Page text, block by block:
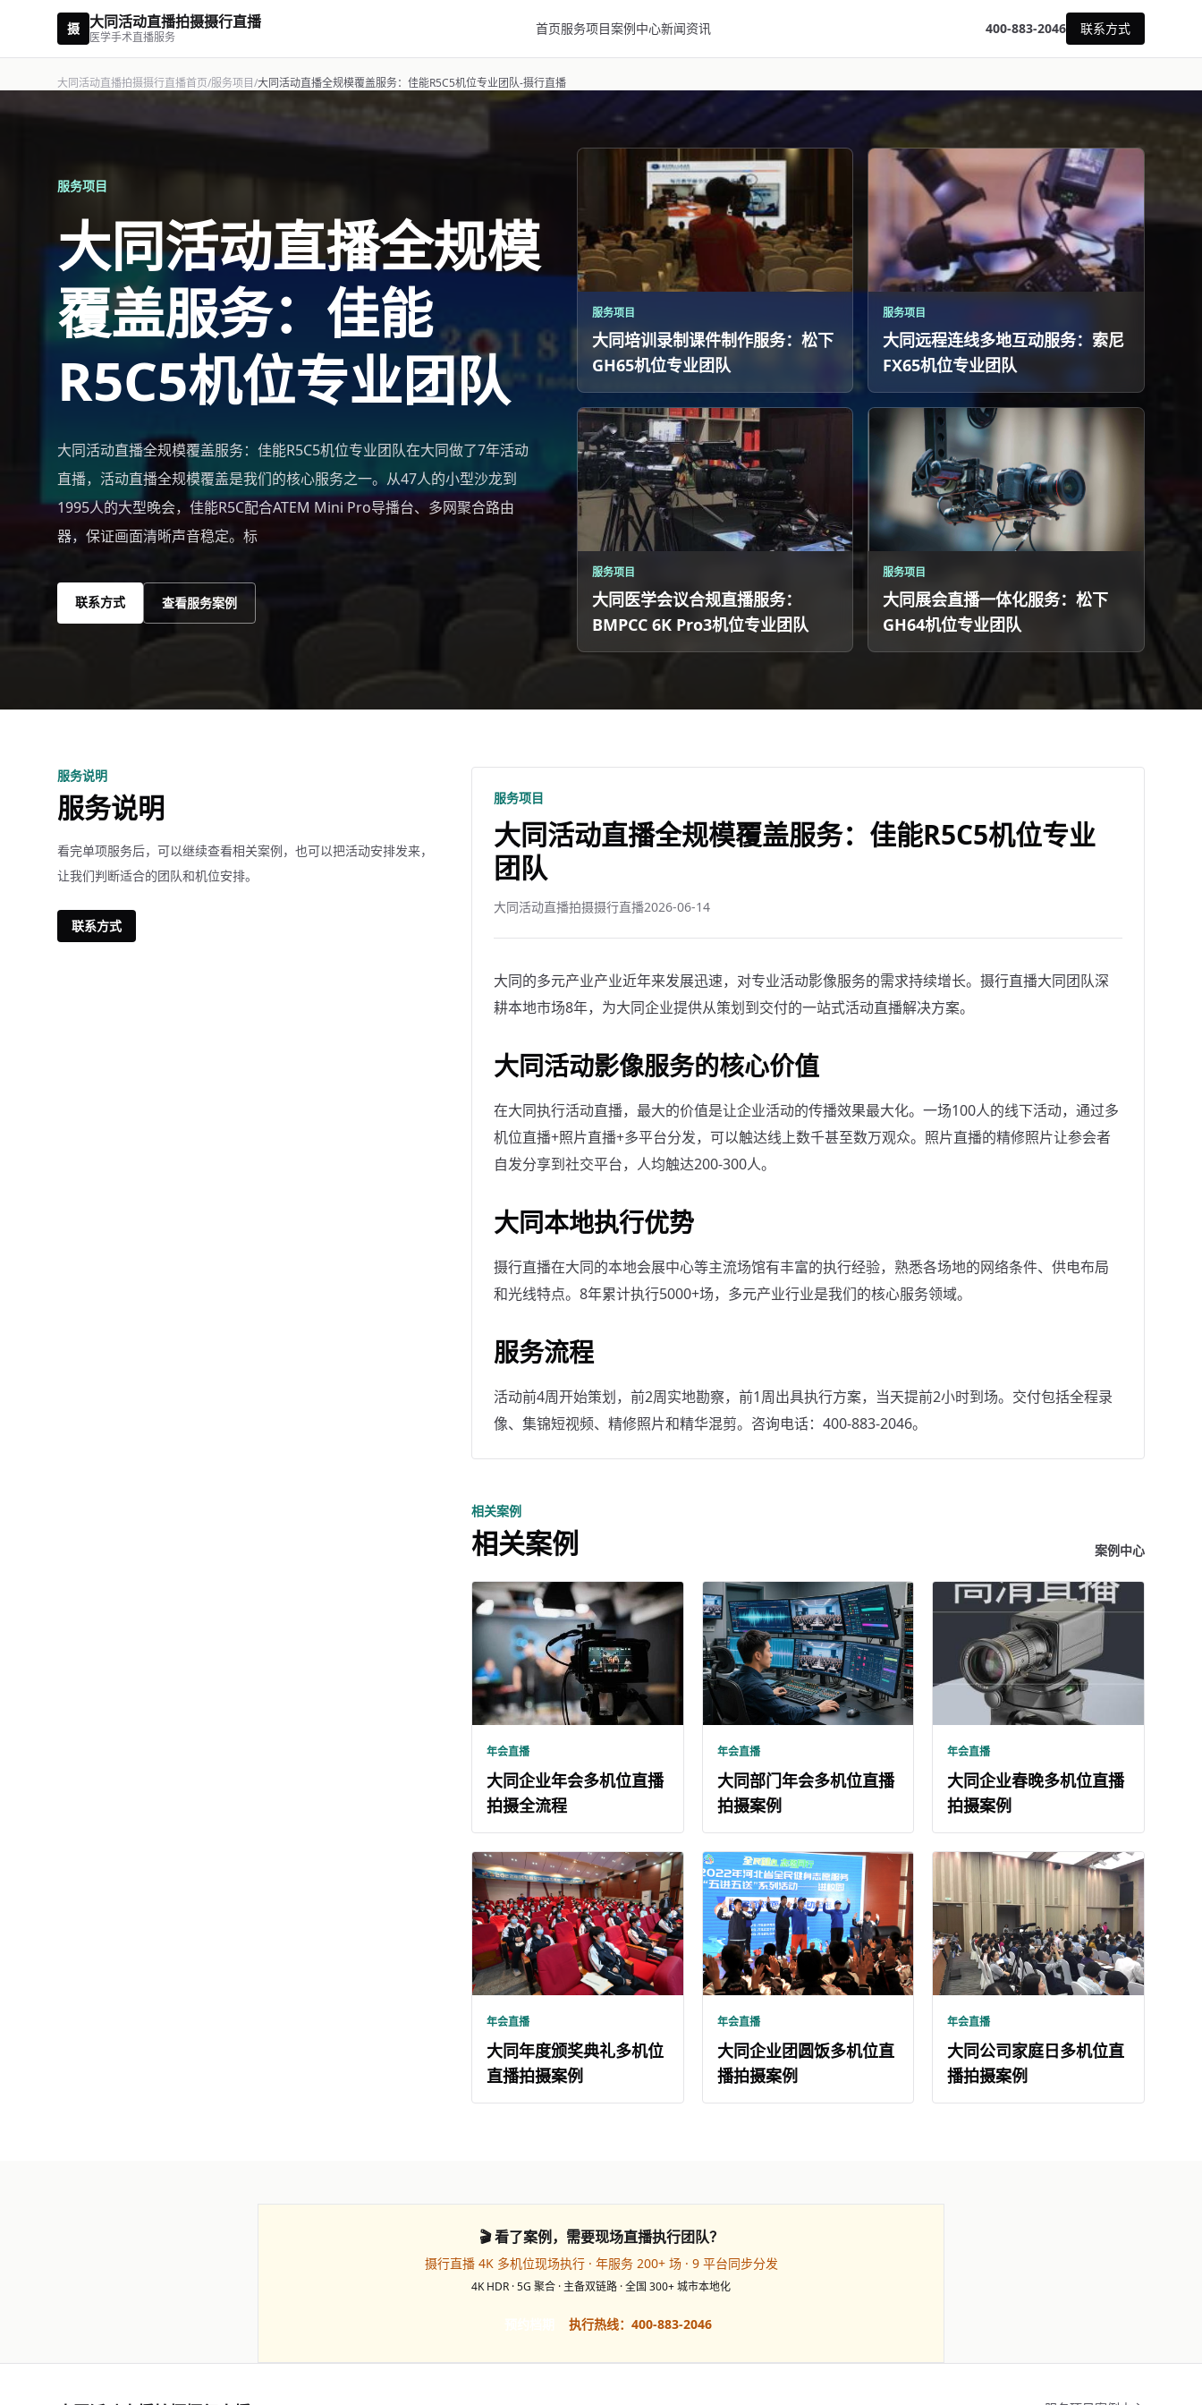
摄 大同活动直播拍摄摄行直播
医学手术直播服务
首页服务项目案例中心新闻资讯 400-883-2046 联系方式
大同活动直播拍摄摄行直播首页/服务项目/大同活动直播全规模覆盖服务：佳能R5C5机位专业团队-摄行直播
服务项目
大同活动直播全规模
覆盖服务：佳能
R5C5机位专业团队
大同活动直播全规模覆盖服务：佳能R5C5机位专业团队在大同做了7年活动
直播，活动直播全规模覆盖是我们的核心服务之一。从47人的小型沙龙到
1995人的大型晚会，佳能R5C配合ATEM Mini Pro导播台、多网聚合路由
器，保证画面清晰声音稳定。标
联系方式 查看服务案例
服务项目
大同培训录制课件制作服务：松下
GH65机位专业团队
服务项目
大同远程连线多地互动服务：索尼
FX65机位专业团队
服务项目
大同医学会议合规直播服务：
BMPCC 6K Pro3机位专业团队
服务项目
大同展会直播一体化服务：松下
GH64机位专业团队
服务说明
服务说明
看完单项服务后，可以继续查看相关案例，也可以把活动安排发来，
让我们判断适合的团队和机位安排。
联系方式
服务项目
大同活动直播全规模覆盖服务：佳能R5C5机位专业
团队
大同活动直播拍摄摄行直播2026-06-14
大同的多元产业产业近年来发展迅速，对专业活动影像服务的需求持续增长。摄行直播大同团队深
耕本地市场8年，为大同企业提供从策划到交付的一站式活动直播解决方案。
大同活动影像服务的核心价值
在大同执行活动直播，最大的价值是让企业活动的传播效果最大化。一场100人的线下活动，通过多
机位直播+照片直播+多平台分发，可以触达线上数千甚至数万观众。照片直播的精修照片让参会者
自发分享到社交平台，人均触达200-300人。
大同本地执行优势
摄行直播在大同的本地会展中心等主流场馆有丰富的执行经验，熟悉各场地的网络条件、供电布局
和光线特点。8年累计执行5000+场，多元产业行业是我们的核心服务领域。
服务流程
活动前4周开始策划，前2周实地勘察，前1周出具执行方案，当天提前2小时到场。交付包括全程录
像、集锦短视频、精修照片和精华混剪。咨询电话：400-883-2046。
相关案例
相关案例 案例中心
年会直播
大同企业年会多机位直播
拍摄全流程
年会直播
大同部门年会多机位直播
拍摄案例
年会直播
大同企业春晚多机位直播
拍摄案例
年会直播
大同年度颁奖典礼多机位
直播拍摄案例
年会直播
大同企业团圆饭多机位直
播拍摄案例
年会直播
大同公司家庭日多机位直
播拍摄案例
🎬 看了案例，需要现场直播执行团队？
摄行直播 4K 多机位现场执行 · 年服务 200+ 场 · 9 平台同步分发
4K HDR · 5G 聚合 · 主备双链路 · 全国 300+ 城市本地化
执行热线：400-883-2046